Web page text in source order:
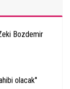
Bozdemir
olacak''